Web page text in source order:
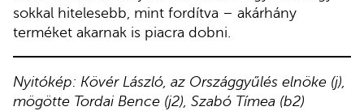
sokkal hitelesebb, mint fordítva – akárhány
terméket akarnak is piacra dobni.
Nyitókép: Kövér László, az Országgyűlés elnöke (j),
mögötte Tordai Bence (j2), Szabó Tímea (b2)